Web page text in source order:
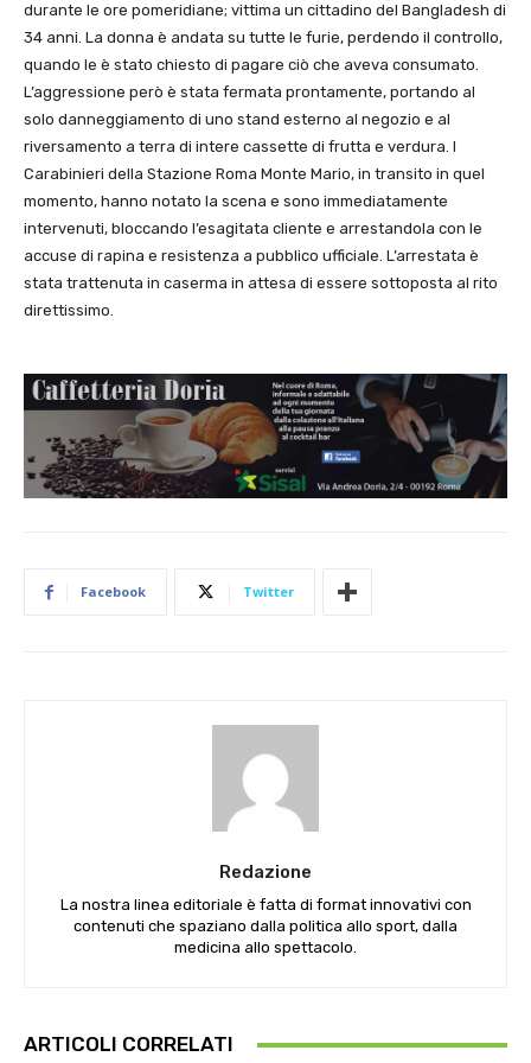
durante le ore pomeridiane; vittima un cittadino del Bangladesh di
34 anni. La donna è andata su tutte le furie, perdendo il controllo,
quando le è stato chiesto di pagare ciò che aveva consumato.
L’aggressione però è stata fermata prontamente, portando al
solo danneggiamento di uno stand esterno al negozio e al
riversamento a terra di intere cassette di frutta e verdura. I
Carabinieri della Stazione Roma Monte Mario, in transito in quel
momento, hanno notato la scena e sono immediatamente
intervenuti, bloccando l’esagitata cliente e arrestandola con le
accuse di rapina e resistenza a pubblico ufficiale. L’arrestata è
stata trattenuta in caserma in attesa di essere sottoposta al rito
direttissimo.
Facebook Twitter
Redazione
La nostra linea editoriale è fatta di format innovativi con
contenuti che spaziano dalla politica allo sport, dalla
medicina allo spettacolo.
ARTICOLI CORRELATI